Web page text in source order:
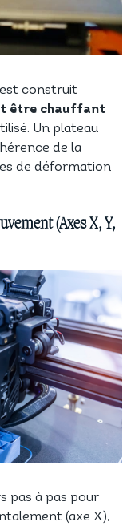
est construit
être chauffant
Un plateau
de la
de déformation
(Axes X, Y,
pas à pas pour
(axe X),